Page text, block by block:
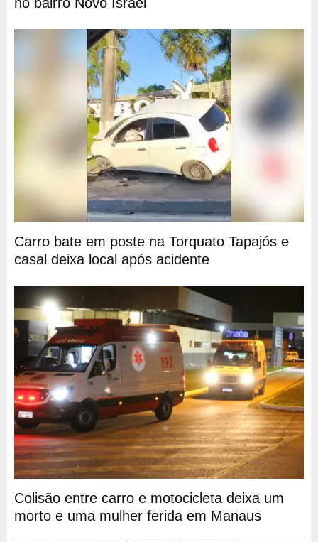
Carro bate em poste na Torquato Tapajós e
casal deixa local após acidente
Colisão entre carro e motocicleta deixa um
morto e uma mulher ferida em Manaus